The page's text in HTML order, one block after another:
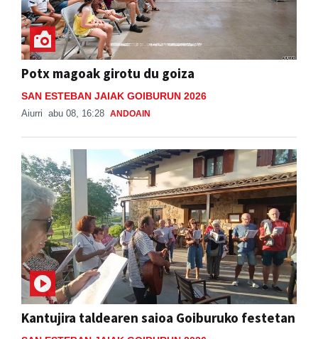
Potx magoak girotu du goiza
SAN ESTEBAN JAIAK GOIBURUN 2026
Aiurri abu 08, 16:28 ANDOAIN
Kantujira taldearen saioa Goiburuko festetan